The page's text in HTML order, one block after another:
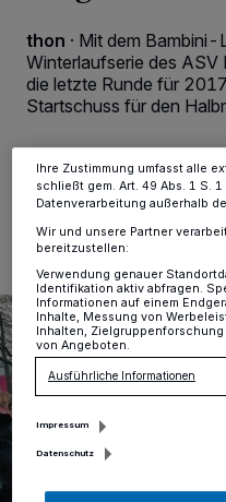
thon · Mit dem Bambini-
Winterlaufserie des ASV
die letzte Runde für
Startschuss für den
21.03.2017 , 14:50 Uhr 2
Zwecke. Wenn Tracker
Anzeigen möglicherweise nicht
dieses Menü jederzeit wieder
ändern oder Ihre Einwilligung
Einstellungen oder Ablehnen
Ihre Zustimmung umfasst alle
schließt gem. Art. 49 Abs. 1 S.
Datenverarbeitung außerhalb
Wir und unsere Partner
bereitzustellen:
Verwendung genauer
Identifikation aktiv abfragen.
Informationen auf einem
Inhalte, Messung von
Inhalten,
von Angeboten.
Ausführliche Informationen
Impressum
Datenschutz